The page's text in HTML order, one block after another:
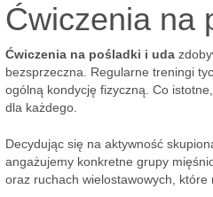
Ćwiczenia na
Ćwiczenia na pośladki i uda
bezsprzeczna. Regularne treningi
ogólną kondycję fizyczną. Co
dla każdego.
Decydując się na aktywność
angażujemy konkretne grupy
oraz ruchach wielostawowych, które